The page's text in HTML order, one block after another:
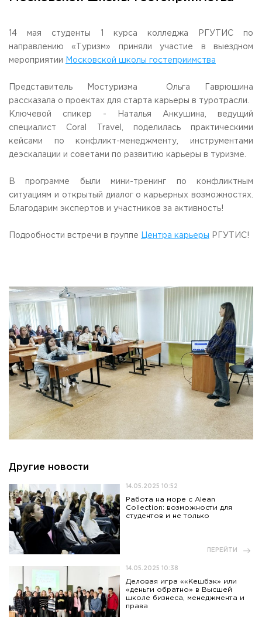
Контакты
Дополнительное образование
Федеральный ресурсный центр
Федеральное учебно-методическое объединение в
системе ВО
Федеральное учебно-методическое объединение в
системе СПО
Профком
ЗАКАЗАТЬ ОБРАТНЫЙ ЗВОНОК
141221, Московская обл., Городской округ Пушкинский,
пгт. Черкизово,
ул. Главная, 99
+7 (495) 940 83 58 - Приемная комиссия
info@rguts.ru
priem@rguts.ru - Приемная комиссия
пн-чт: с 09:00 до 18:00;
пн-пт: с 10:00 до 17:00;
сб: с 10:00 до 15:30;
вс: выходной.
14 мая студенты 1 курса колледжа РГУТИС по
направлению «Туризм» приняли участие в выездном
мероприятии
Московской школы гостеприимства
Представитель Мостуризма Ольга Гаврюшина
рассказала о проектах для старта карьеры в туротрасли.
Ключевой спикер - Наталья Анкушина, ведущий
специалист Coral Travel, поделилась практическими
кейсами по конфликт-менеджменту, инструментами
деэскалации и советами по развитию карьеры в туризме.
В программе были мини-тренинг по конфликтным
ситуациям и открытый диалог о карьерных возможностях.
Благодарим экспертов и участников за активность!
Подробности встречи в группе Центра карьеры РГУТИС!
Другие новости
14.05.2025 10:52
Работа на море с Alean
Collection: возможности для
студентов и не только
ПЕРЕЙТИ
14.05.2025 10:38
Деловая игра ««Кешбэк» или
«деньги обратно» в Высшей
школе бизнеса, менеджмента и
права